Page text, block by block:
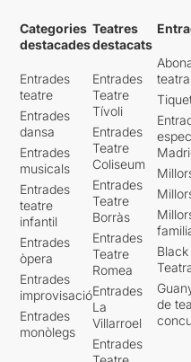
a
és
Si
Categories
destacades
Entrades
teatre
Entrades
dansa
Entrades
musicals
Entrades
teatre
infantil
Entrades
òpera
Entrades
improvisació
Entrades
monòlegs
Teatres
destacats
Entrades
Teatre
Tívoli
Entrades
Teatre
Coliseum
Entrades
Teatre
Borràs
Entrades
Teatre
Romea
Entrades
La
Villarroel
Entrades
de